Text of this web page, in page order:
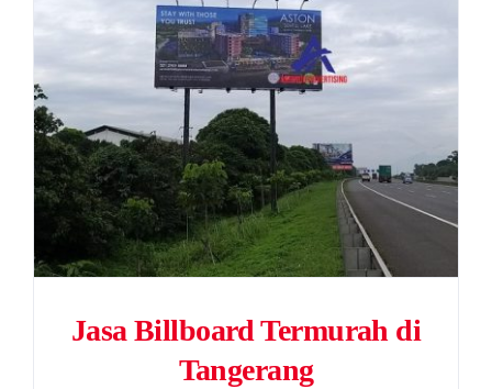
Jasa Billboard Termurah di
Tangerang